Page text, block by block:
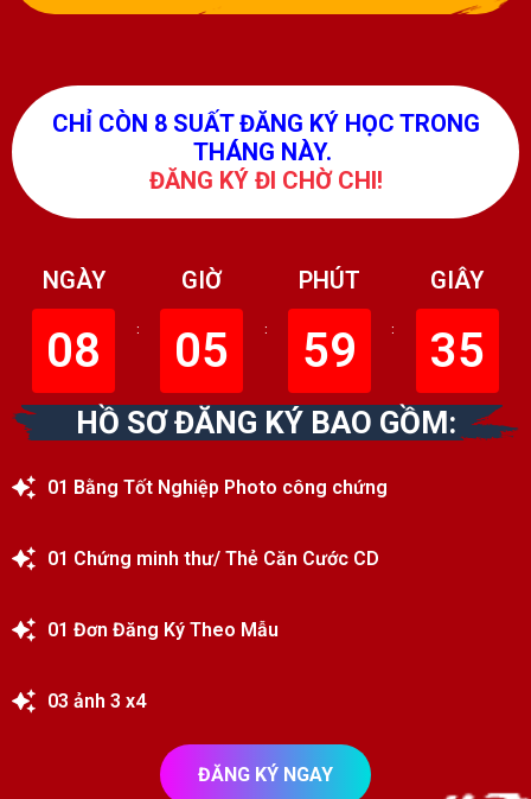
CHỈ CÒN 8 SUẤT ĐĂNG KÝ HỌC TRONG
THÁNG NÀY.
ĐĂNG KÝ ĐI CHỜ CHI!
NGÀY
08 :
GIỜ
05 :
PHÚT
59 :
GIÂY
33
HỒ SƠ ĐĂNG KÝ BAO GỒM:
01 Bằng Tốt Nghiệp Photo công chứng
01 Chứng minh thư/ Thẻ Căn Cước CD
01 Đơn Đăng Ký Theo Mẫu
03 ảnh 3 x4
ĐĂNG KÝ NGAY